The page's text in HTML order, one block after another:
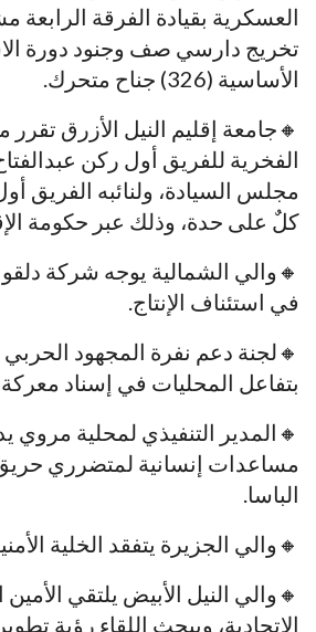
العسكرية بقيادة الفرقة
تخريج دارسي صف وجنود دورة
الأساسية (326) جناح متحرك.
🔸جامعة إقليم النيل الأزرق تقرر
الفخرية للفريق أول ركن
مجلس السيادة، ولنائبه الفريق
كلٌ على حدة، وذلك عبر حكومة
🔸والي الشمالية يوجه شركة دلقو
في استئناف الإنتاج.
🔸لجنة دعم نفرة المجهود الحربي
بتفاعل المحليات في إسناد معركة
🔸المدير التنفيذي لمحلية
مساعدات إنسانية لمتضرري
الباسا.
🔸والي الجزيرة يتفقد الخلية
🔸والي النيل الأبيض يلتقي الأمين
الاتحادية، ويبحث اللقاء رؤية